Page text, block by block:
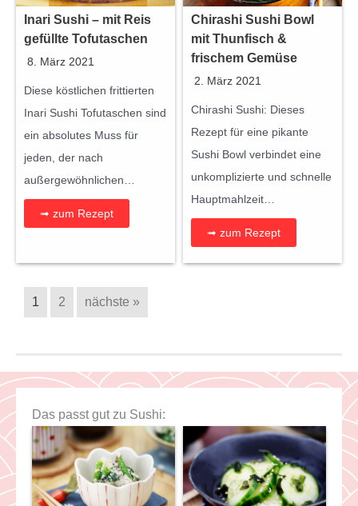
Inari Sushi – mit Reis
gefüllte Tofutaschen
8. März 2021
Diese köstlichen frittierten
Inari Sushi Tofutaschen sind
ein absolutes Muss für
jeden, der nach
außergewöhnlichen…
➟ zum Rezept
Chirashi Sushi Bowl
mit Thunfisch &
frischem Gemüse
2. März 2021
Chirashi Sushi: Dieses
Rezept für eine pikante
Sushi Bowl verbindet eine
unkomplizierte und schnelle
Hauptmahlzeit…
➟ zum Rezept
1 2 nächste »
Das passt gut zu Sushi: